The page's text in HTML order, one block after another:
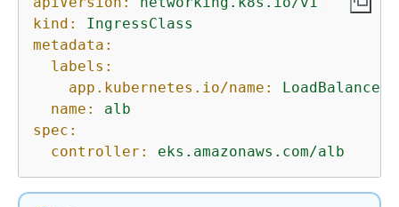
kind:
IngressClass
metadata:
labels:
app.kubernetes.io/name:
name:
alb
spec:
controller:
eks.amazonaws.com/alb